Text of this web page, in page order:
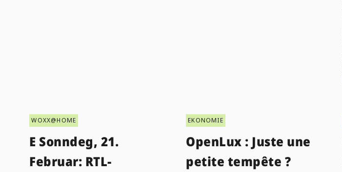
WOXX@HOME
E Sonndeg, 21.
Februar: RTL-
EKONOMIE
OpenLux : Juste une
petite tempête ?